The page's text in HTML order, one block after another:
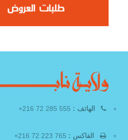
الهاتف :
الفاكس :